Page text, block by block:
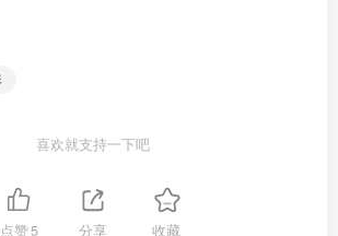
喜欢就支持一下吧
点赞5 分享 收藏